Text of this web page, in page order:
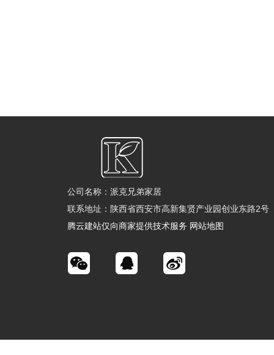
公司名称：派克兄弟家居
联系地址：陕西省西安市高新集贤产业园创业东路2号
腾云建站仅向商家提供技术服务 网站地图